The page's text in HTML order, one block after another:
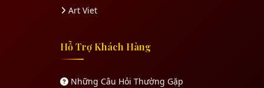
Art Viet
Hỗ Trợ Khách Hàng
Những Câu Hỏi Thường Gặp